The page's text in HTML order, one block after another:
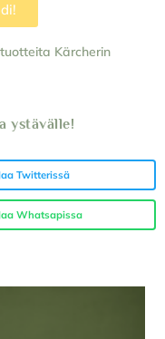
Kärcherin
ystävälle!
Twitterissä
Whatsapissa